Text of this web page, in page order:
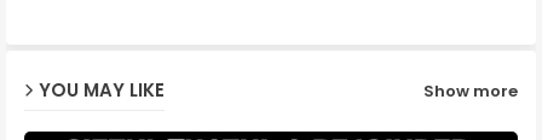
YOU MAY LIKE Show more